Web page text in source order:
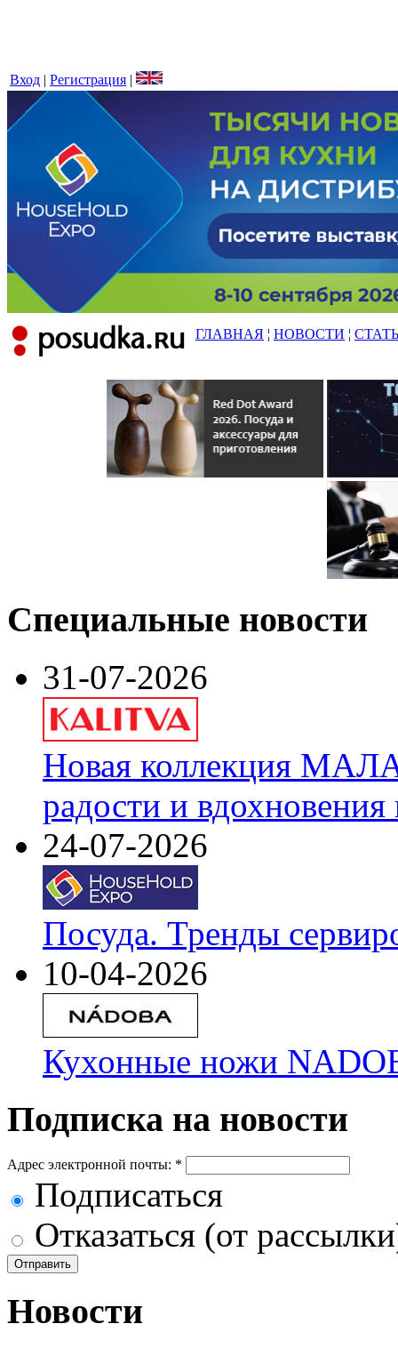
Вход | Регистрация |
ГЛАВНАЯ ¦ НОВОСТИ ¦
Специальные новости
31-07-2026
Новая коллекция
радости и
24-07-2026
Посуда. Тренды
10-04-2026
Кухонные ножи
Подписка на новости
Адрес электронной почты: *
Подписаться
Отказаться (от
Новости